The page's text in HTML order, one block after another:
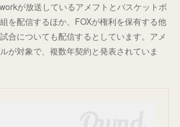
が放送しているアメフトとバスケットボ
を配信するほか、FOXが権利を保有する他
合についても配信するとしています。アメ
が対象で、複数年契約と発表されていま